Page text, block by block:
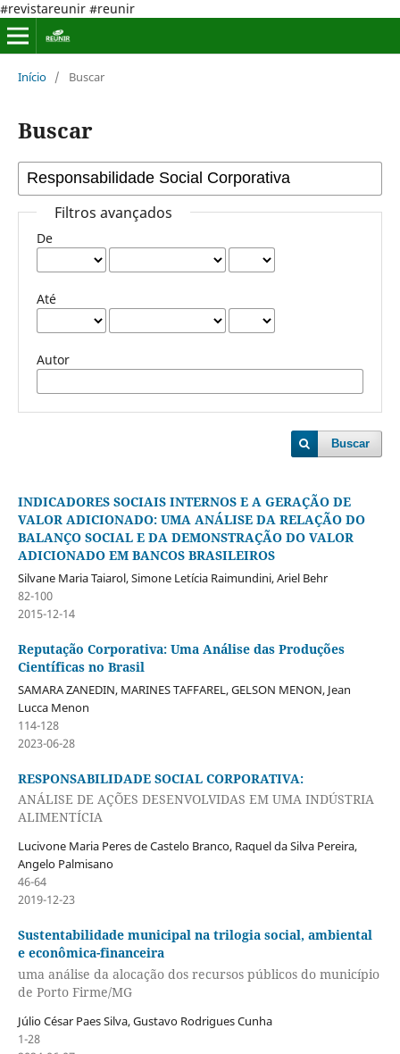
#revistareunir #reunir
Início / Buscar
Buscar
Filtros avançados
De
Até
Autor
Buscar
INDICADORES SOCIAIS INTERNOS E A GERAÇÃO DE
VALOR ADICIONADO: UMA ANÁLISE DA RELAÇÃO DO
BALANÇO SOCIAL E DA DEMONSTRAÇÃO DO VALOR
ADICIONADO EM BANCOS BRASILEIROS
Silvane Maria Taiarol, Simone Letícia Raimundini, Ariel Behr
82-100
2015-12-14
Reputação Corporativa: Uma Análise das Produções
Científicas no Brasil
SAMARA ZANEDIN, MARINES TAFFAREL, GELSON MENON, Jean
Lucca Menon
114-128
2023-06-28
RESPONSABILIDADE SOCIAL CORPORATIVA:
ANÁLISE DE AÇÕES DESENVOLVIDAS EM UMA INDÚSTRIA
ALIMENTÍCIA
Lucivone Maria Peres de Castelo Branco, Raquel da Silva Pereira,
Angelo Palmisano
46-64
2019-12-23
Sustentabilidade municipal na trilogia social, ambiental
e econômica-financeira
uma análise da alocação dos recursos públicos do município
de Porto Firme/MG
Júlio César Paes Silva, Gustavo Rodrigues Cunha
1-28